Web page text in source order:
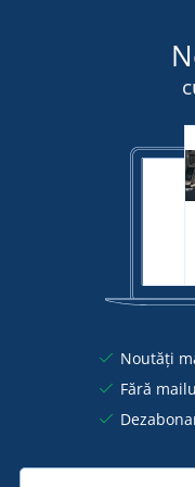
Noutăți
Fără